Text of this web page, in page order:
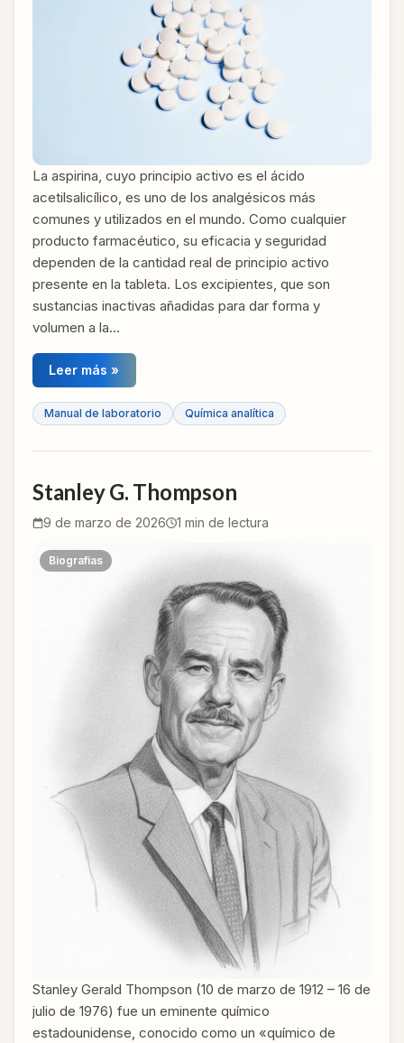
La aspirina, cuyo principio activo es el ácido
acetilsalicílico, es uno de los analgésicos más
comunes y utilizados en el mundo. Como cualquier
producto farmacéutico, su eficacia y seguridad
dependen de la cantidad real de principio activo
presente en la tableta. Los excipientes, que son
sustancias inactivas añadidas para dar forma y
volumen a la…
Leer más »
Manual de laboratorio Química analítica
Stanley G. Thompson
9 de marzo de 2026 1 min de lectura
Biografias
Stanley Gerald Thompson (10 de marzo de 1912 – 16 de
julio de 1976) fue un eminente químico
estadounidense, conocido como un «químico de